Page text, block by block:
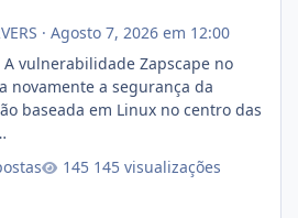
· Agosto 7, 2026 em 12:00
A vulnerabilidade Zapscape no
novamente a segurança da
baseada em Linux no centro das
incidents/dlr
145 visualizações